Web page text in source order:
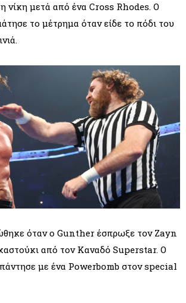
νίκη μετά από ένα Cross Rhodes. Ο
το μέτρημα όταν είδε το πόδι του
όταν ο Gunther έσπρωξε τον Zayn
από τον Καναδό Superstar. Ο
με ένα Powerbomb στον special